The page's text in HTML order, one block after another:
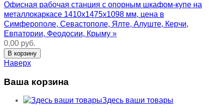
Офисная рабочая станция с опорным шкафом-купе на
металлокаркасе 1410х1475х1098 мм, цена в
Симферополе, Севастополе, Ялте, Алуште, Керчи,
Евпатории, Феодосии, Крыму »
0,00 руб.
Наверх
Ваша корзина
Здесь ваши товары